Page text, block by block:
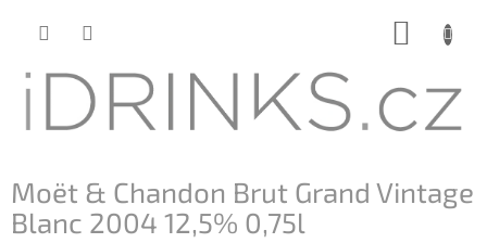
Moët & Chandon Brut Grand Vintage
Blanc 2004 12,5% 0,75l